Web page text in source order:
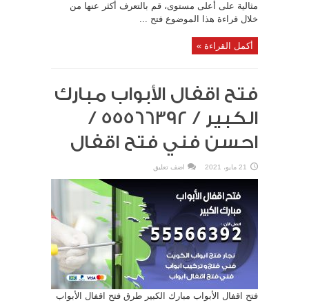
مثالية على أعلى مستوى، قم بالتعرف أكثر عنها من
خلال قراءة هذا الموضوع فتح ...
أكمل القراءة »
فتح اقفال الأبواب مبارك
الكبير / 55566392 /
احسن فني فتح اقفال
21 مايو، 2021 اضف تعليق
فتح اقفال الأبواب مبارك الكبير طرق فتح اقفال الأبواب